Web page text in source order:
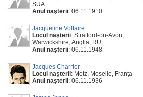
SUA
Anul naşterii: 06.11.1910
Jacqueline Voltaire
Locul naşterii: Stratford-on-Avon,
Warwickshire, Anglia, RU
Anul naşterii: 06.11.1948
Jacques Charrier
Locul naşterii: Metz, Moselle, Franţa
Anul naşterii: 06.11.1936